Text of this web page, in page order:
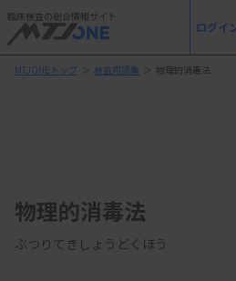
臨床検査の総合情報サイト
ログイ
MTJONEトップ ＞ 検査用語集 ＞ 物理的消毒法
物理的消毒法
ぶつりてきしょうどくほう